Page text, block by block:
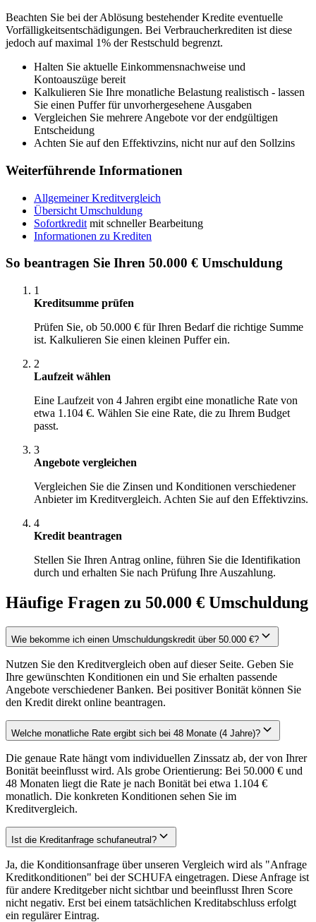
Beachten Sie bei der Ablösung bestehender Kredite eventuelle
Vorfälligkeitsentschädigungen. Bei Verbraucherkrediten ist diese
jedoch auf maximal 1% der Restschuld begrenzt.
Halten Sie aktuelle Einkommensnachweise und
Kontoauszüge bereit
Kalkulieren Sie Ihre monatliche Belastung realistisch - lassen
Sie einen Puffer für unvorhergesehene Ausgaben
Vergleichen Sie mehrere Angebote vor der endgültigen
Entscheidung
Achten Sie auf den Effektivzins, nicht nur auf den Sollzins
Weiterführende Informationen
Allgemeiner Kreditvergleich
Übersicht Umschuldung
Sofortkredit mit schneller Bearbeitung
Informationen zu Krediten
So beantragen Sie Ihren 50.000 € Umschuldung
1
Kreditsumme prüfen
Prüfen Sie, ob 50.000 € für Ihren Bedarf die richtige Summe
ist. Kalkulieren Sie einen kleinen Puffer ein.
2
Laufzeit wählen
Eine Laufzeit von 4 Jahren ergibt eine monatliche Rate von
etwa 1.104 €. Wählen Sie eine Rate, die zu Ihrem Budget
passt.
3
Angebote vergleichen
Vergleichen Sie die Zinsen und Konditionen verschiedener
Anbieter im Kreditvergleich. Achten Sie auf den Effektivzins.
4
Kredit beantragen
Stellen Sie Ihren Antrag online, führen Sie die Identifikation
durch und erhalten Sie nach Prüfung Ihre Auszahlung.
Häufige Fragen zu 50.000 € Umschuldung
Wie bekomme ich einen Umschuldungskredit über 50.000 €?
Nutzen Sie den Kreditvergleich oben auf dieser Seite. Geben Sie
Ihre gewünschten Konditionen ein und Sie erhalten passende
Angebote verschiedener Banken. Bei positiver Bonität können Sie
den Kredit direkt online beantragen.
Welche monatliche Rate ergibt sich bei 48 Monate (4 Jahre)?
Die genaue Rate hängt vom individuellen Zinssatz ab, der von Ihrer
Bonität beeinflusst wird. Als grobe Orientierung: Bei 50.000 € und
48 Monaten liegt die Rate je nach Bonität bei etwa 1.104 €
monatlich. Die konkreten Konditionen sehen Sie im
Kreditvergleich.
Ist die Kreditanfrage schufaneutral?
Ja, die Konditionsanfrage über unseren Vergleich wird als "Anfrage
Kreditkonditionen" bei der SCHUFA eingetragen. Diese Anfrage ist
für andere Kreditgeber nicht sichtbar und beeinflusst Ihren Score
nicht negativ. Erst bei einem tatsächlichen Kreditabschluss erfolgt
ein regulärer Eintrag.